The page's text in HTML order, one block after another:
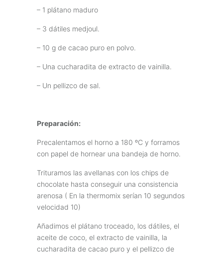
– 1 plátano maduro
– 3 dátiles medjoul.
– 10 g de cacao puro en polvo.
– Una cucharadita de extracto de vainilla.
– Un pellizco de sal.
Preparación:
Precalentamos el horno a 180 ºC y forramos
con papel de hornear una bandeja de horno.
Trituramos las avellanas con los chips de
chocolate hasta conseguir una consistencia
arenosa ( En la thermomix serían 10 segundos
velocidad 10)
Añadimos el plátano troceado, los dátiles, el
aceite de coco, el extracto de vainilla, la
cucharadita de cacao puro y el pellizco de